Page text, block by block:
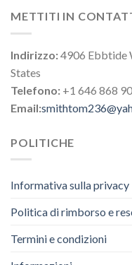
METTITI IN
Indirizzo:4906 Ebbtide
States
Telefono: +1 646 868
Email:
POLITICHE
Informativa sulla privacy
Politica di rimborso e
Termini e condizioni